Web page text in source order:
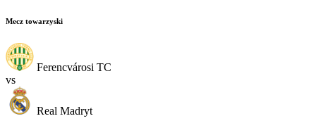
Mecz towarzyski
Ferencvárosi TC
vs
Real Madryt